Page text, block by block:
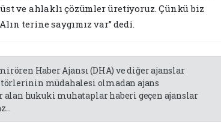
ve ahlaklı çözümler üretiyoruz. Çünkü biz
terine saygımız var” dedi.
Haber Ajansı (DHA) ve diğer ajanslar
müdahalesi olmadan ajans
hukuki muhataplar haberi geçen ajanslar